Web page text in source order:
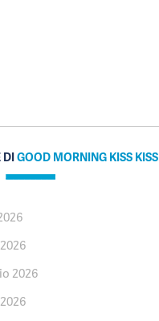
DIGOOD MORNING KISS KISS
2026